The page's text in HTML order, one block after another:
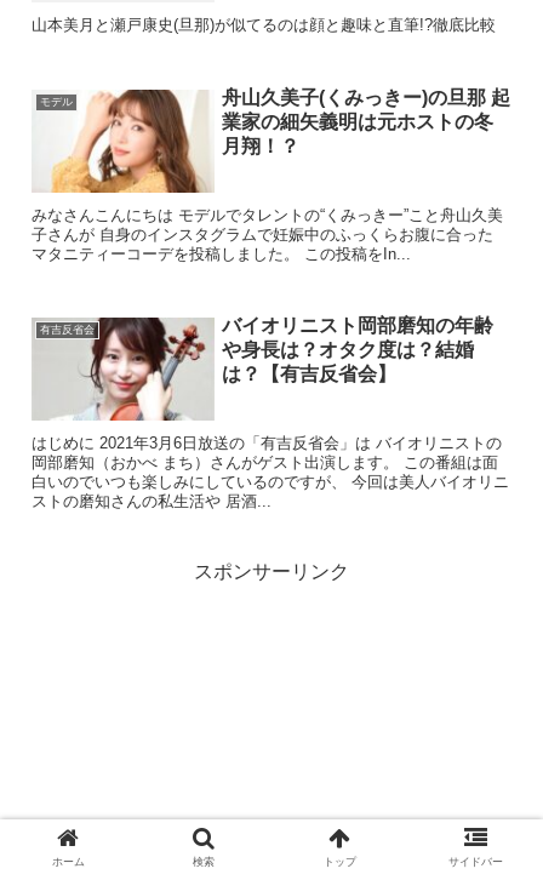
山本美月と瀬戸康史(旦那)が似てるのは顔と趣味と直筆!?徹底比較
モデル
舟山久美子(くみっきー)の旦那 起
業家の細矢義明は元ホストの冬
月翔！？
みなさんこんにちは モデルでタレントの“くみっきー”こと舟山久美
子さんが 自身のインスタグラムで妊娠中のふっくらお腹に合った
マタニティーコーデを投稿しました。 この投稿をIn...
有吉反省会
バイオリニスト岡部磨知の年齢
や身長は？オタク度は？結婚
は？【有吉反省会】
はじめに 2021年3月6日放送の「有吉反省会」は バイオリニストの
岡部磨知（おかべ まち）さんがゲスト出演します。 この番組は面
白いのでいつも楽しみにしているのですが、 今回は美人バイオリニ
ストの磨知さんの私生活や 居酒...
スポンサーリンク
ホーム 検索 トップ サイドバー